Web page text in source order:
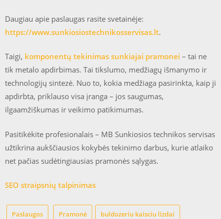
Daugiau apie paslaugas rasite svetainėje:
https://www.sunkiosiostechnikosservisas.lt.
Taigi, komponentų tekinimas sunkiajai pramonei – tai ne
tik metalo apdirbimas. Tai tikslumo, medžiagų išmanymo ir
technologijų sintezė. Nuo to, kokia medžiaga pasirinkta, kaip ji
apdirbta, priklauso visa įranga – jos saugumas,
ilgaamžiškumas ir veikimo patikimumas.
Pasitikėkite profesionalais – MB Sunkiosios technikos servisas
užtikrina aukščiausios kokybės tekinimo darbus, kurie atlaiko
net pačias sudėtingiausias pramonės sąlygas.
SEO straipsnių talpinimas
Paslaugos Pramonė buldozeriu kaisciu lizdai